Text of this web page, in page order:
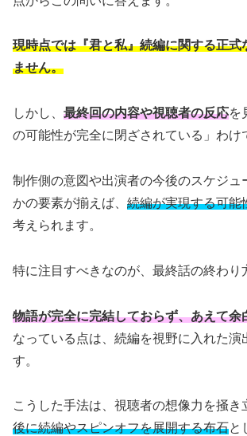
現時点では『君と私』続編に関する正式
ません。
しかし、 最終回の内容や視聴者の反応を
の可能性が完全に閉ざされている」わけ
制作側の意図や出演者の今後のスケジュ
かの要素が揃えば、 続編が実現する可能
考えられます。
特に注目すべきなのが、最終話の終わり
物語が完全に完結しておらず、あえて余
なっている点は、続編を視野に入れた演
す。
こうした手法は、視聴者の想像力を掻き
後に続編やスピンオフを展開する布石と